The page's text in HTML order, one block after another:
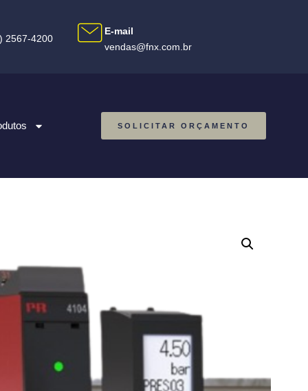
2567-4200
E-mail
vendas@fnx.com.br
SOLICITAR ORÇAMENTO